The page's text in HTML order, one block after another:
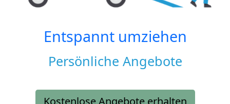
Entspannt umziehen
Persönliche Angebote
Kostenlose Angebote erhalten